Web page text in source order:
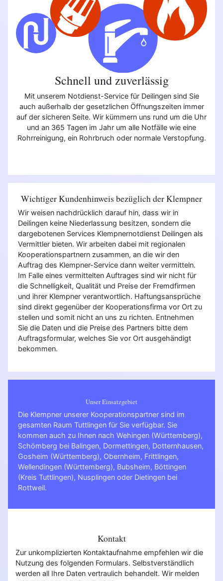
Schnell und zuverlässig
Mit unserem Notdienst-Service für Deilingen sind Sie
auch außerhalb der gesetzlichen Öffnungszeiten immer
auf der sicheren Seite. Wir kümmern uns rund um die Uhr
und an 365 Tagen im Jahr um alle Notfälle wie eine
Rohrreinigung, ein Rohrbruch oder normale Verstopfung.
Wichtiger Kundenhinweis bezüglich der Klempner
Wir weisen nachdrücklich darauf hin, dass wir in
Deilingen keine Niederlassung besitzen, sondern die
dargebotenen Services Klempnernotdienst Deilingen als
Vermittler bieten. Wir arbeiten dabei mit regionalen
Kooperationspartnern zusammen, an die wir den
Auftrag des Klempner-Service dann weiter vermitteln.
Im Falle eines vermittelten Auftrages sind wir nicht für
die Schnelligkeit, Qualität und Preise der Fremdfirmen
und ihrer Klempner verantwortlich. Haftungsansprüche
sind direkt gegenüber der Kooperationsfirma vor Ort zu
stellen und somit nicht an uns zu richten. Entnehmen
Sie die Daten und die Preise des Partners bitte dem
Auftragsformular, welches Sie vor Ort ausgehändigt
bekommen.
Unser Einsatzgebiet
Die Klempner unserer Kooperationspartner sind im
gesamten Raum Tuttlingen für Sie verfügbar. Sie
kommen auch zu Ihnen nach Wehingen (Württemberg),
Schömberg bei Balingen, Dormettingen, Dotternhausen,
Gosheim (Württemberg), Obernheim, Frittlingen,
Wellendingen (Württemberg), Bubsheim, Böttingen
(Kreis Tuttlingen), Nusplingen oder Dietingen bei
Rottweil.
Kontakt
Zur unkomplizierten Kontaktaufnahme empfehlen wir die
Nutzung des folgenden Formulars. Selbstverständlich
werden all Ihre Daten vertraulich behandelt. Wir melden